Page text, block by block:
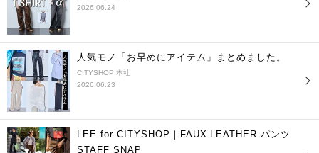
2026.06.24
人気モノ「お早めにアイテム」まとめました。
CITYSHOP 本社
2026.06.23
LEE for CITYSHOP｜FAUX LEATHER パンツ
STAFF SNAP